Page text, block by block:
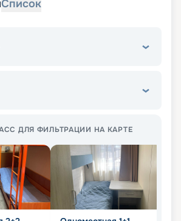
Список
ДЛЯ ФИЛЬТРАЦИИ НА КАРТЕ